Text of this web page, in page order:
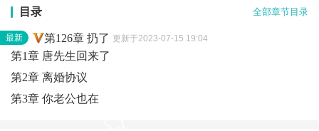
目录 全部章节目录
最新 第126章 扔了 更新于2023-07-15 19:04
第1章 唐先生回来了
第2章 离婚协议
第3章 你老公也在